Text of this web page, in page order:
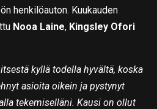
henkilöauton. Kuukauden
Nooa Laine, Kingsley Ofori
kyllä todella hyvältä, koska
asioita oikein ja pystynyt
tekemiselläni. Kausi on ollut